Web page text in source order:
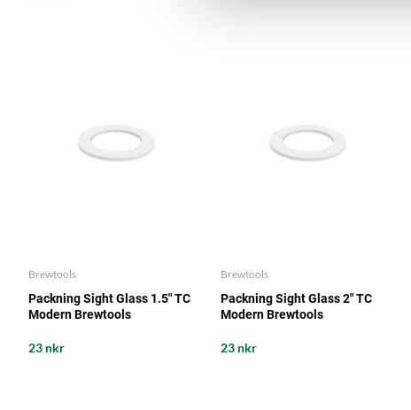
Brewtools
Packning Sight Glass 1.5" TC
Modern Brewtools
23 nkr
Brewtools
Packning Sight Glass 2" TC
Modern Brewtools
23 nkr